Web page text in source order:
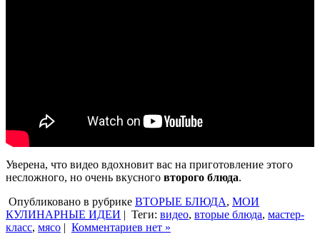
Уверена, что видео вдохновит вас на приготовление этого
несложного, но очень вкусного второго блюда.
Опубликовано в рубрике ВТОРЫЕ БЛЮДА, МОИ
КУЛИНАРНЫЕ ИДЕИ | Теги: видео, вторые блюда, мастер-
класс, мясо | Комментариев нет »